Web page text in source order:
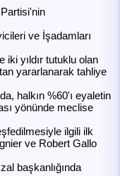
ve İşadamları
iki yıldır tutuklu olan
yararlanarak tahliye
halkın %60'ı eyaletin
yönünde meclise
ilgili ilk
ve Robert Gallo
başkanlığında